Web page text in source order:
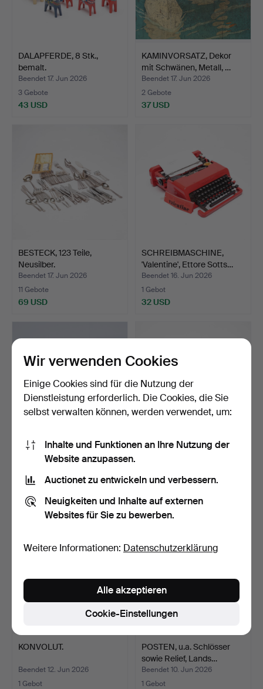
DALAPFERDE, 8 Stk.,
bemalt.
Beendet 17. Jun 2026
3 Gebote
43 USD
KAMINVORSATZ, Dekor
mit Schwänen, Metall, …
Beendet 17. Jun 2026
2 Gebote
37 USD
BESTECK, 123 Teile,
Neusilber.
Beendet 17. Jun 2026
11 Gebote
69 USD
SCHREIBMASCHINE,
'Valentine', Ettore Sotts…
Beendet 16. Jun 2026
1 Gebot
32 USD
STÄNDER, goldfarbenes
1 Gebot
32 USD
BLECHDOSEN, 3 Stk.,
32 USD
KONVOLUT.
Beendet 12. Jun 2026
1 Gebot
POSTEN, u.a. Schlösser
sowie Relief, Lands…
Beendet 10. Jun 2026
1 Gebot
Wir verwenden Cookies
Einige Cookies sind für die Nutzung der
Dienstleistung erforderlich. Die Cookies, die Sie
selbst verwalten können, werden verwendet, um:
Inhalte und Funktionen an Ihre Nutzung der
Website anzupassen.
Auctionet zu entwickeln und verbessern.
Neuigkeiten und Inhalte auf externen
Websites für Sie zu bewerben.
Weitere Informationen: Datenschutzerklärung
Cookie-Einstellungen
Alle akzeptieren